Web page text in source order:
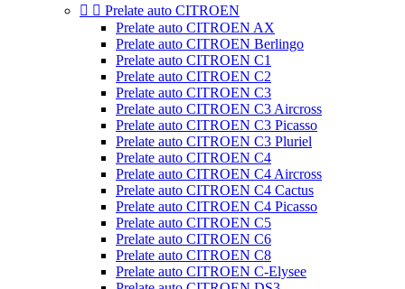
  Prelate auto CITROEN
Prelate auto CITROEN AX
Prelate auto CITROEN Berlingo
Prelate auto CITROEN C1
Prelate auto CITROEN C2
Prelate auto CITROEN C3
Prelate auto CITROEN C3 Aircross
Prelate auto CITROEN C3 Picasso
Prelate auto CITROEN C3 Pluriel
Prelate auto CITROEN C4
Prelate auto CITROEN C4 Aircross
Prelate auto CITROEN C4 Cactus
Prelate auto CITROEN C4 Picasso
Prelate auto CITROEN C5
Prelate auto CITROEN C6
Prelate auto CITROEN C8
Prelate auto CITROEN C-Elysee